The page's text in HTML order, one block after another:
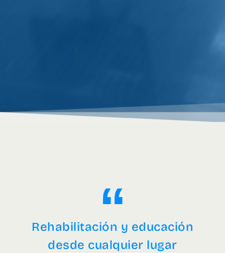
“
Rehabilitación y educación
desde cualquier lugar